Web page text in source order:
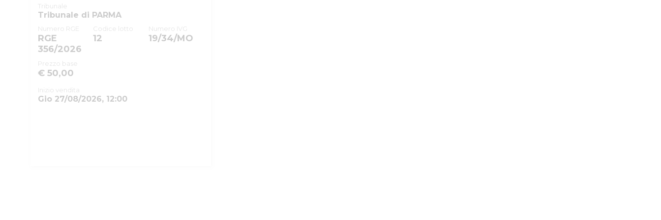
Rito
Numero procedura
Anno procedura
SOGGETTI
Tribunale
Tribunale di PARMA
Numero RGE
RGE
356/2026
Codice lotto
12
Numero IVG
19/34/MO
Prezzo base
€ 50,00
Inizio vendita
Gio 27/08/2026, 12:00